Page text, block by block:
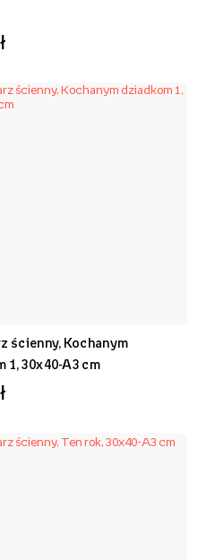
ścienny, Kochanym
1, 30x40-A3 cm